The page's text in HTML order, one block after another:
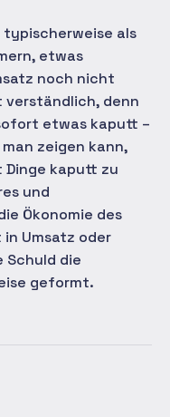
typischerweise als
etwas
noch nicht
verständlich, denn
etwas kaputt –
zeigen kann,
Dinge kaputt zu
und
Ökonomie des
Umsatz oder
Schuld die
geformt.